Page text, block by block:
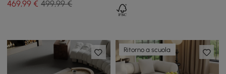
469,99 € 499,99 €
Ritorno a scuola